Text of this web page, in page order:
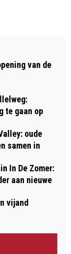
GELEDEN
van de
te gaan op
oude
samen in
In De Zomer:
aan nieuwe
vijand